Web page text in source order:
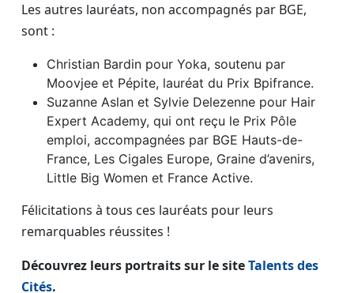
Les autres lauréats, non accompagnés par BGE,
sont :
Christian Bardin pour Yoka, soutenu par
Moovjee et Pépite, lauréat du Prix Bpifrance.
Suzanne Aslan et Sylvie Delezenne pour Hair
Expert Academy, qui ont reçu le Prix Pôle
emploi, accompagnées par BGE Hauts-de-
France, Les Cigales Europe, Graine d’avenirs,
Little Big Women et France Active.
Félicitations à tous ces lauréats pour leurs
remarquables réussites !
Découvrez leurs portraits sur le siteTalents des
Cités.